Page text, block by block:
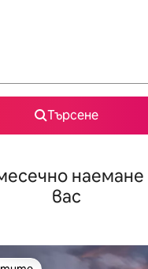
Търсене
наемане
вас